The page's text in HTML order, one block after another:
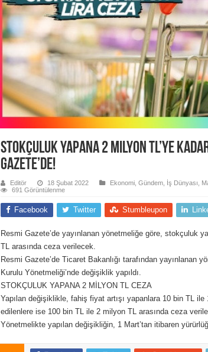
Stokçuluk yapana 2 milyon TL’ye
Gazete’de!
Editör 18 Şubat 2022 Ekonomi, Gündem, İş Dünyası
691 Görüntülenme
Facebook Twitter Stumbleupon
Resmi Gazete’de yayınlanan yönetmeliğe göre, stokçuluk
TL arasında ceza verilecek.
Resmi Gazete’de Ticaret Bakanlığı tarafından yayınlanan
Kurulu Yönetmeliği’nde değişiklik yapıldı.
STOKÇULUK YAPANA 2 MİLYON TL CEZA
Yapılan değişiklikle, fahiş fiyat artışı yapanlara 10 bin TL
edilenlere ise 100 bin TL ile 2 milyon TL arasında ceza
Yönetmelikte yapılan değişikliğin, 1 Mart’tan itibaren